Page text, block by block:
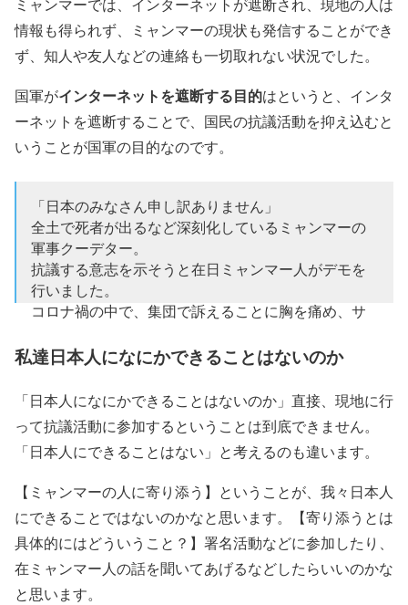
ミャンマーでは、インターネットが遮断され、現地の人は
情報も得られず、ミャンマーの現状も発信することができ
ず、知人や友人などの連絡も一切取れない状況でした。
国軍がインターネットを遮断する目的はというと、インタ
ーネットを遮断することで、国民の抗議活動を抑え込むと
いうことが国軍の目的なのです。
「日本のみなさん申し訳ありません」
全土で死者が出るなど深刻化しているミャンマーの
軍事クーデター。
抗議する意志を示そうと在日ミャンマー人がデモを
行いました。
コロナ禍の中で、集団で訴えることに胸を痛め、サ
母国を案じる人々の思いです。
— NHK@首都圏 (@nhk_shutoken)March 6, 2021
私達日本人になにかできることはないのか
「日本人になにかできることはないのか」直接、現地に行
って抗議活動に参加するということは到底できません。
「日本人にできることはない」と考えるのも違います。
【ミャンマーの人に寄り添う】ということが、我々日本人
にできることではないのかなと思います。【寄り添うとは
具体的にはどういうこと？】署名活動などに参加したり、
在ミャンマー人の話を聞いてあげるなどしたらいいのかな
と思います。